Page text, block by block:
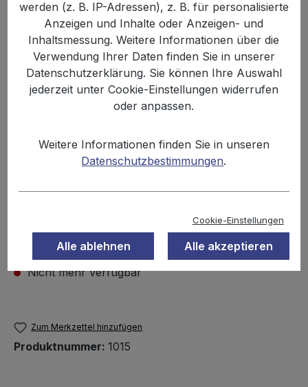
Preise inkl. MwSt. zzgl. Versandkosten
Nicht mehr verfügbar
Zum Merkzettel hinzufügen
Produktnummer: 1015
werden (z. B. IP-Adressen), z. B. für personalisierte
Anzeigen und Inhalte oder Anzeigen- und
Inhaltsmessung. Weitere Informationen über die
Verwendung Ihrer Daten finden Sie in unserer
Datenschutzerklärung. Sie können Ihre Auswahl
jederzeit unter Cookie-Einstellungen widerrufen
oder anpassen.
Weitere Informationen finden Sie in unseren
Datenschutzbestimmungen.
Cookie-Einstellungen
Alle ablehnen Alle akzeptieren